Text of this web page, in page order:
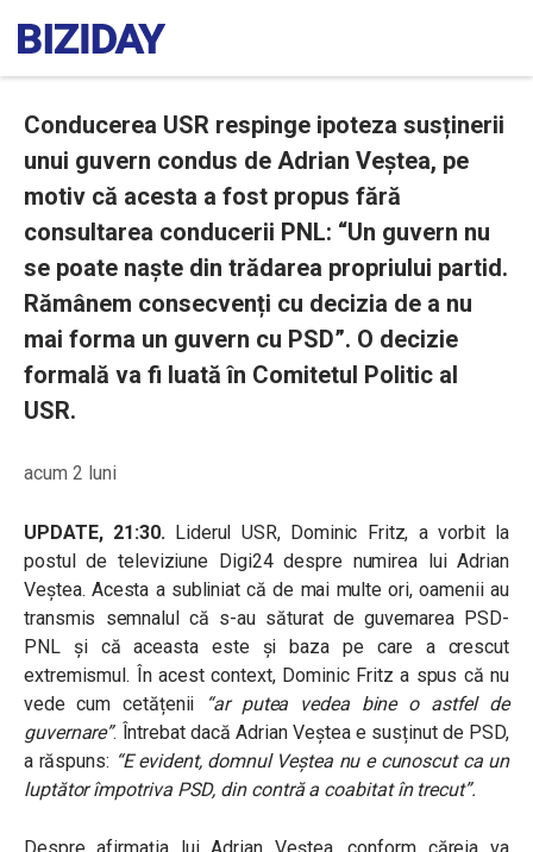
Conducerea USR respinge ipoteza susținerii
unui guvern condus de Adrian Veștea, pe
motiv că acesta a fost propus fără
consultarea conducerii PNL: “Un guvern nu
se poate naște din trădarea propriului partid.
Rămânem consecvenți cu decizia de a nu
mai forma un guvern cu PSD”. O decizie
formală va fi luată în Comitetul Politic al
USR.
acum 2 luni
UPDATE, 21:30. Liderul USR, Dominic Fritz, a vorbit la
postul de televiziune Digi24 despre numirea lui Adrian
Veștea. Acesta a subliniat că de mai multe ori, oamenii au
transmis semnalul că s-au săturat de guvernarea PSD-
PNL și că aceasta este și baza pe care a crescut
extremismul. În acest context, Dominic Fritz a spus că nu
vede cum cetățenii
“ar putea vedea bine o astfel de
guvernare”. Întrebat dacă Adrian Veștea e susținut de PSD,
a răspuns: “E evident, domnul Veștea nu e cunoscut ca un
luptător împotriva PSD, din contră a coabitat în trecut”.